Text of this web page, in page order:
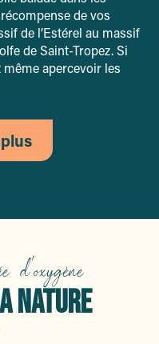
de vos
de l’Estérel au massif
de Saint-Tropez. Si
apercevoir les
d'oxygène
NATURE